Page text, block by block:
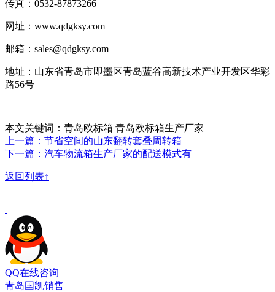
传真：0532-87873266
网址：www.qdgksy.com
邮箱：sales@qdgksy.com
地址：山东省青岛市即墨区青岛蓝谷高新技术产业开发区华彩
路56号
本文关键词：青岛欧标箱 青岛欧标箱生产厂家
上一篇：节省空间的山东翻转套叠周转箱
下一篇：汽车物流箱生产厂家的配送模式有
返回列表↑
QQ在线咨询
青岛国凯销售